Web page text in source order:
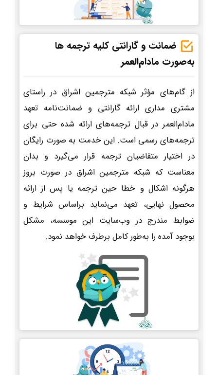
ضمانت و گارانتی کلیه ترجمه ها
به‌صورت مادام‌العمر
از گام‌های مؤثر شبکه مترجمین اشراق در راستای
مشتری مداری ارائه گارانتی و ضمانت‌نامه تعهد
مادام‌العمر در قبال ترجمه‌های ارائه شده حتی برای
ترجمه‌های رسمی است. این خدمت به صورت رایگان
در اختیار متقاضیان ترجمه قرار می‌گیرد و بدان
معناست که شبکه مترجمین اشراق در صورت بروز
هرگونه اشکال و خطا حین ترجمه یا پس از ارائه
محصول نهایی، تعهد می‌نماید براساس شرایط و
ضوابط مندرج در وب‌سایت این موسسه، مشکل
بوجود آمده را به‌طور کامل برطرف خواهد نمود.